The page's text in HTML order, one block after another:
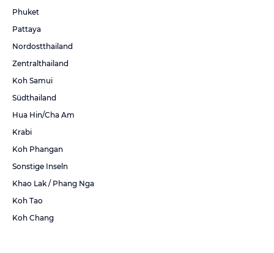
Phuket
Pattaya
Nordostthailand
Zentralthailand
Koh Samui
Südthailand
Hua Hin/Cha Am
Krabi
Koh Phangan
Sonstige Inseln
Khao Lak / Phang Nga
Koh Tao
Koh Chang